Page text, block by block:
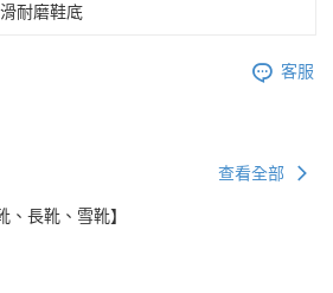
耐磨鞋底
客服
查看全部
、長靴、雪靴】